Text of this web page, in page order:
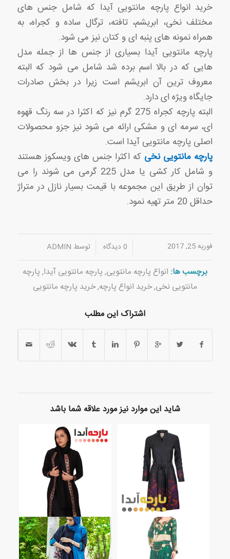
خرید انواع پارچه مانتویی آیدا که شامل جنس های
مختلف نخی، ابریشم، تافته، ترگال ساده و کجراه، به
همراه نمونه های پنبه ای و کتان نیز می شود.
پارچه مانتویی آیدا بسیاری از جنس ها از جمله مدل
هایی که در بالا اسم برده شد شامل می شود که البته
معروف ترین آن ابریشم است زیرا در بخش صادرات
جایگاه ویژه ای دارد.
البته پارچه کجراه 275 گرم نیز که اکثرا در سه رنگ قهوه
ای، سرمه ای و مشکی ارائه می شود نیز جزو محصولات
اصلی پارچه مانتویی آیدا است.
پارچه مانتویی نخی که اکثرا جنس های ویسکوز هستند
و شامل کار کشی یا مدل 225 گرمی می شوند را می
توان از طریق این مجموعه با قیمت بسیار نازل در متراژ
حداقل 20 متر تهیه نمود.
فوریه 25, 2017 0 دیدگاه/ توسط ADMIN
برچسب ها: انواع پارچه مانتویی, پارچه مانتویی آیدا, پارچه
مانتویی نخی,خرید انواع پارچه,خرید پارچه مانتویی
اشتراک این مطلب
شاید این موارد نیز مورد علاقه شما باشد